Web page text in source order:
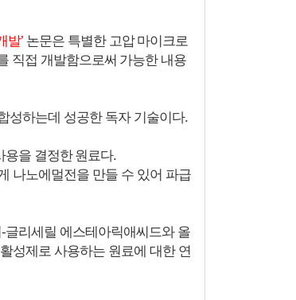
발’논문은 특별한 고압 마이크로
직접 개발함으로써 가능한 내용
성하는데 성공한 독자 기술이다.
용을 결정한 원료다.
나노에멀전을 만들 수 있어 파급
리세릴 에스테아릭애씨드와 올
성제로 사용하는 원료에 대한 연